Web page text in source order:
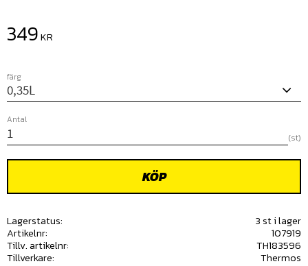
349KR
färg
Antal
st
KÖP
Lagerstatus
3 st i lager
Artikelnr
107919
Tillv. artikelnr
TH183596
Tillverkare
Thermos